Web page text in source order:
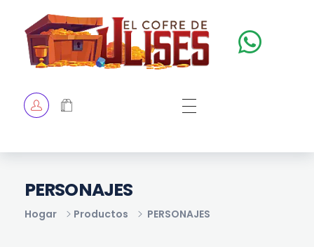
TIENDA
Hogar Productos PERSONAJES
PERSONAJES